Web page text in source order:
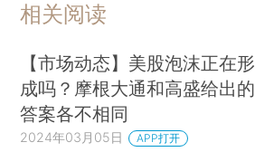
相关阅读
【市场动态】美股泡沫正在形
成吗？摩根大通和高盛给出的
答案各不相同
2024年03月05日 APP打开